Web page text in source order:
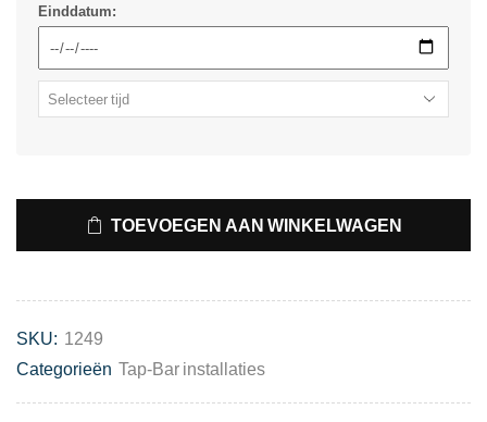
Einddatum:
TOEVOEGEN AAN WINKELWAGEN
SKU: 1249
Categorieën Tap-Bar installaties